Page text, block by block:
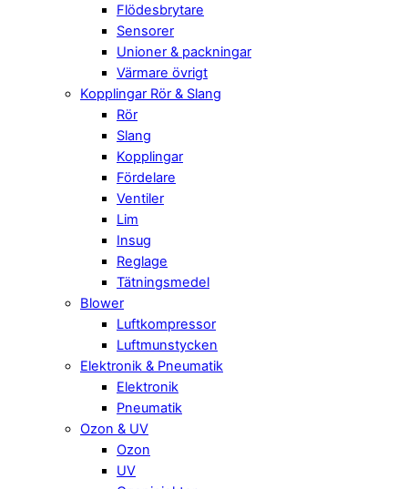
Flödesbrytare
Sensorer
Unioner & packningar
Värmare övrigt
Kopplingar Rör & Slang
Rör
Slang
Kopplingar
Fördelare
Ventiler
Lim
Insug
Reglage
Tätningsmedel
Blower
Luftkompressor
Luftmunstycken
Elektronik & Pneumatik
Elektronik
Pneumatik
Ozon & UV
Ozon
UV